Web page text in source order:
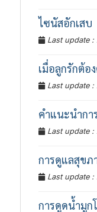
ไซนัสอักเสบ
Last update :
เมื่อลูกรักต้อ
Last update :
คำแนะนำกา
Last update :
การดูแลสุข
Last update :
การดูดน้ำมูก